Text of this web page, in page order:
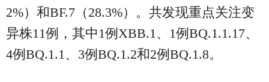
2%）和BF.7（28.3%）。共发现重点关注变
异株11例，其中1例XBB.1、1例BQ.1.1.17、
4例BQ.1.1、3例BQ.1.2和2例BQ.1.8。